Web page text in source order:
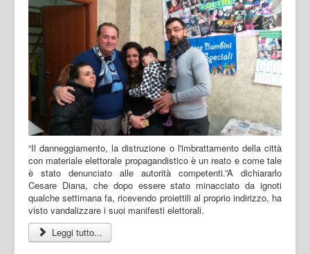
“Il danneggiamento, la distruzione o l'imbrattamento della città
con materiale elettorale propagandistico è un reato e come tale
è stato denunciato alle autorità competenti.”A dichiararlo
Cesare Diana, che dopo essere stato minacciato da ignoti
qualche settimana fa, ricevendo proiettili al proprio indirizzo, ha
visto vandalizzare i suoi manifesti elettorali.
Leggi tutto...